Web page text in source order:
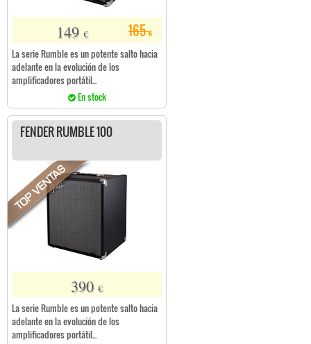
165€
149 €
La serie Rumble es un potente salto hacia
adelante en la evolución de los
amplificadores portátil...
En stock
FENDER RUMBLE 100
390 €
La serie Rumble es un potente salto hacia
adelante en la evolución de los
amplificadores portátil...